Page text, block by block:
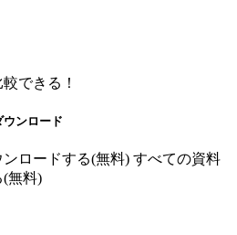
できる！
ウンロード
ロードする(無料) すべての資料
(無料)